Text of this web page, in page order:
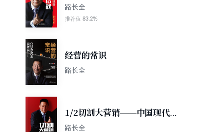
战略
路长全
推荐值 83.2%
经营的常识
路长全
1/2切割大营销——中国现代
商业竞争的战略性原理
路长全